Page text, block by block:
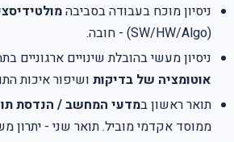
ניסיון מוכח בעבודה בסביבה
(SW/HW/Algo) - חובה.
ניסיון מעשי בהובלת שינויים ארגוניים
אוטומציה של בדיקות ושיפור איכות
תואר ראשון במדעי המחשב / הנדסת
ממוסד אקדמי מוביל. תואר שני - יתרון